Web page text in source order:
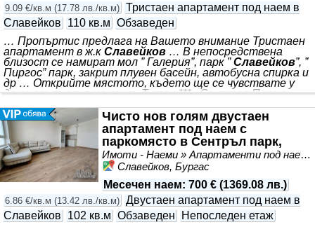
9.09 €/кв.м (17.78 лв./кв.м) Тристаен апартамент под наем в
Славейков
110 кв.м Обзаведен
… Пропъртис предлага на Вашето внимание Тристаен
апартамент в ж.к Славейков … В непосредствена
близост се намират мол ” Галерия”, парк ”Славейков”, ”
Пиргос” парк, закрит плувен басейн, автобусна спирка и
др … Открийте мястото, където ще се чувствате у
дома от първия момент. Титан *** . Сентрал Парк е
разполага със заведение, бутикови магазини, пицария ”
Доминос”, фитнес зала, сладкарница, бизнес офиси,
лаборатория ” Лина”, фитнес и др. *** . Ситуиран е на 7-
ми жилищен етаж от общо 10 с асансьор. Имотът
разполага с площ от 110 кв.м с функционално
Чисто нов голям двустаен
апартамент под наем с
паркомясто в Сентръл парк,
Славейков.
Имоти - Наеми » Апартаменти под наем
Славейков, Бургас
Месечен наем: 700 € (1369.08 лв.)
6.86 €/кв.м (13.42 лв./кв.м) Двустаен апартамент под наем в
Славейков
102 кв.м Обзаведен
Непоследен етаж